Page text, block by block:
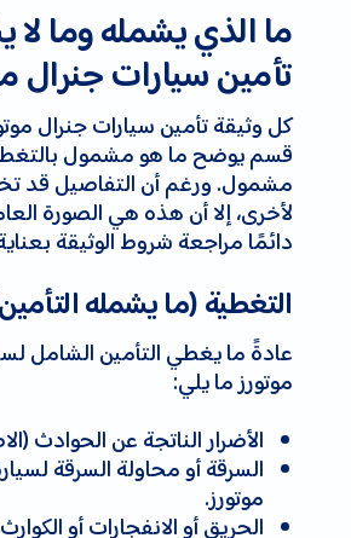
ما الذي يشمله وما لا
تأمين سيارات جنرال
كل وثيقة تأمين سيارات جنرال
قسم يوضح ما هو مشمول
مشمول. ورغم أن التفاصيل قد
لأخرى، إلا أن هذه هي الصورة
دائمًا مراجعة شروط الوثيقة
التغطية (ما يشمله
عادةً ما يغطي التأمين الشامل
موتورز ما يلي:
الأضرار الناتجة عن الحوادث
السرقة أو محاولة السرقة
موتورز.
الحريق أو الانفجارات أو